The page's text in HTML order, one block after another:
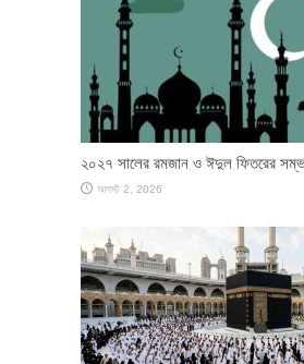
২০২৭ সালের রমজান ও ঈদুল ফিতরের
আগস্ট 2, 2026